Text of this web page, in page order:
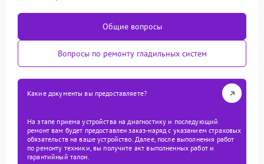
Общие вопросы
Вопросы по ремонту гладильных систем
Какие документы вы предоставляете?
На этапе приема устройства на диагностику и последующий
ремонт вам будет предоставлен заказ-наряд с указанием страховых
обязательств на ваше устройство. Далее, после выполнения работ
по ремонту техники, вы получите акт выполненных работ и
гарантийный талон.